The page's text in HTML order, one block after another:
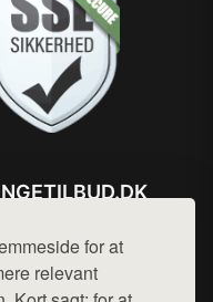
for at
relevant
hej@want.dk